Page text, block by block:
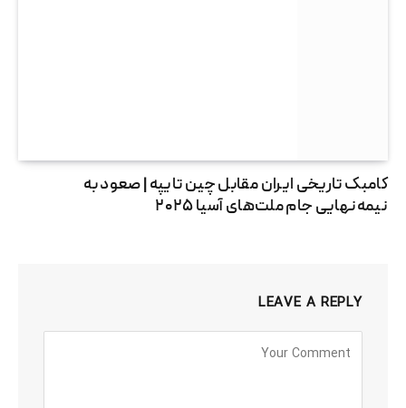
کامبک تاریخی ایران مقابل چین تایپه | صعود به
نیمه‌نهایی جام ملت‌های آسیا ۲۰۲۵
LEAVE A REPLY